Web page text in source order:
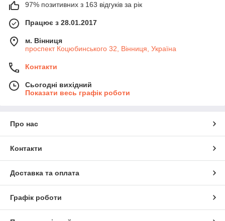
97% позитивних з 163 відгуків за рік
Працює з 28.01.2017
м. Вінниця
проспект Коцюбинського 32, Вінниця, Україна
Контакти
Сьогодні вихідний
Показати весь графік роботи
Про нас
Контакти
Доставка та оплата
Графік роботи